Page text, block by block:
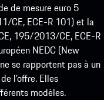
de mesure euro 5
CE, ECE-R 101) et la
195/2013/CE, ECE-R
NEDC (New
se rapportent pas à un
l’offre. Elles
modèles.